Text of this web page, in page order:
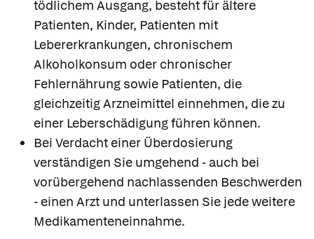
tödlichem Ausgang, besteht für ältere
Patienten, Kinder, Patienten mit
Lebererkrankungen, chronischem
Alkoholkonsum oder chronischer
Fehlernährung sowie Patienten, die
gleichzeitig Arzneimittel einnehmen, die zu
einer Leberschädigung führen können.
Bei Verdacht einer Überdosierung
verständigen Sie umgehend - auch bei
vorübergehend nachlassenden Beschwerden
- einen Arzt und unterlassen Sie jede weitere
Medikamenteneinnahme.